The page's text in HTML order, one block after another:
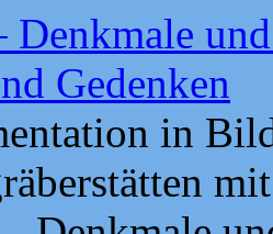
Denkmale
Gedenken
in